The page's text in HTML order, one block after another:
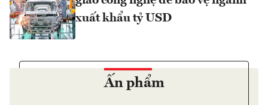
xuất khẩu tỷ USD
Ấn phẩm